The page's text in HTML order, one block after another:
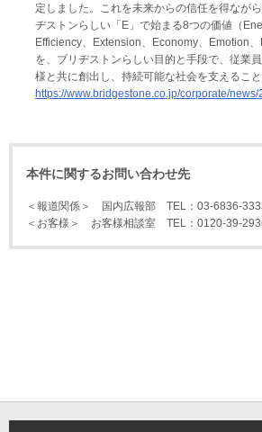
定しました。これを未来からの信任を得なが
ヂストンらしい「E」で始まる8つの価値（
Efficiency、Extension、Economy、Emotion、
を、ブリヂストンらしい目的と手段で、従業
様と共に創出し、持続可能な社会を支えるこ
https://www.bridgestone.co.jp/corporate/
本件に関するお問い合わせ先
＜報道関係＞ 国内広報部 TEL：03-6836-
＜お客様＞ お客様相談室 TEL：0120-39-